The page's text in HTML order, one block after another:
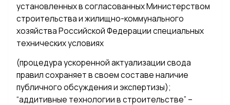
установленных в согласованных Министерством
строительства и жилищно-коммунального
хозяйства Российской Федерации специальных
технических условиях
(процедура ускоренной актуализации свода
правил сохраняет в своем составе наличие
публичного обсуждения и экспертизы);
“аддитивные технологии в строительстве” –